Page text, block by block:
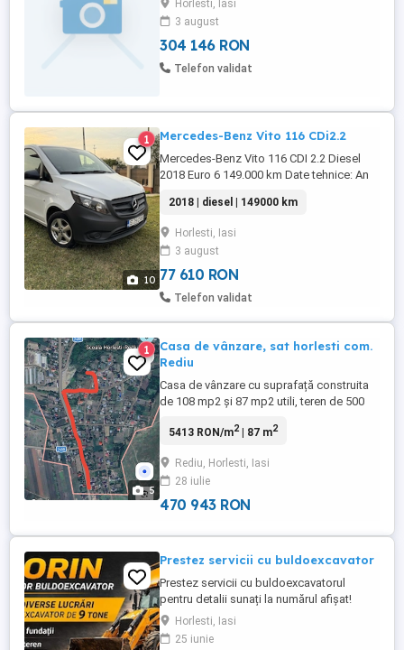
58 mii euro. Relații la zero șapte cinci sase
nouă zero cinci zero patru cinci sau
schimb cu apartament 1,2 camere
Horlesti, Iasi
3 august
304 146 RON
Telefon validat
10
1 Mercedes-Benz Vito 116 CDi2.2
Mercedes-Benz Vito 116 CDI 2.2 Diesel
2018 Euro 6 149.000 km Date tehnice: An
(model 116 CDI) Putere: 163 CP Kilometraj:
149.463 km Normă de poluare: Euro 6
Transmisie: manuală, 6 trepte Tracțiune:
spate Caroserie: Van Dubă ...
2018 | diesel | 149000 km
Horlesti, Iasi
3 august
77 610 RON
Telefon validat
5
1
Casa de vânzare, sat horlesti com.
Rediu
Casa de vânzare cu suprafață construita
de 108 mp2 și 87 mp2 utili, teren de 500
aproape de mijloacele de transport,
de telefon
5413 RON/m2| 87 m2
Rediu, Horlesti, Iasi
28 iulie
470 943 RON
Prestez servicii cu buldoexcavator
Prestez servicii cu buldoexcavatorul
pentru detalii sunați la numărul afișat!
Horlesti, Iasi
25 iunie